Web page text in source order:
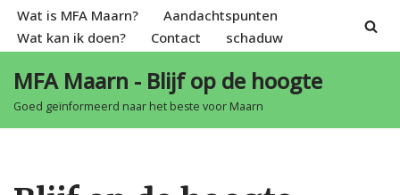
Spring
naar
de
inhoud
Wat is MFA Maarn?
Aandachtspunten
Wat kan ik doen?
Contact schaduw
MFA Maarn - Blijf op de hoogte
Goed geïnformeerd naar het beste voor Maarn